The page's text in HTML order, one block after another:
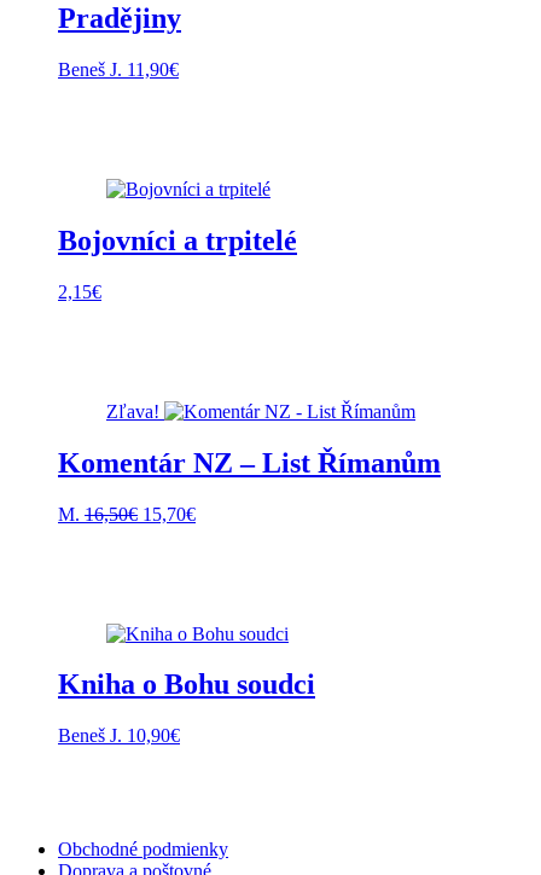
Pradějiny
Beneš J. 11,90€
Bojovníci a trpitelé
2,15€
Zľava!
Komentár NZ – List Římanům
M. 16,50€ Pôvodná
15,70€Aktuálna
Kniha o Bohu soudci
Beneš J. 10,90€
Obchodné podmienky